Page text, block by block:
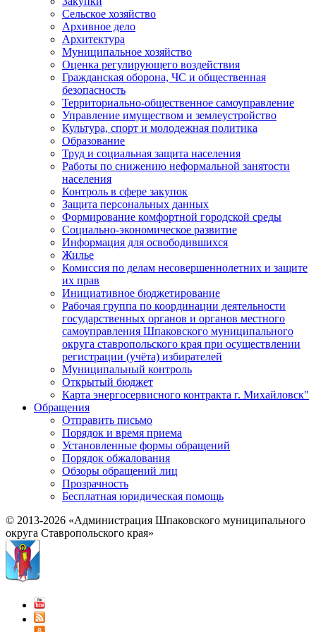
Сельское хозяйство
Архивное дело
Архитектура
Муниципальное хозяйство
Оценка регулирующего воздействия
Гражданская оборона, ЧС и общественная
безопасность
Территориально-общественное самоуправление
Управление имуществом и землеустройство
Культура, спорт и молодежная политика
Образование
Труд и социальная защита населения
Работы по снижению неформальной занятости
населения
Контроль в сфере закупок
Защита персональных данных
Формирование комфортной городской среды
Социально-экономическое развитие
Информация для освободившихся
Жилье
Комиссия по делам несовершеннолетних и защите
их прав
Инициативное бюджетирование
Рабочая группа по координации деятельности
государственных органов и органов местного
самоуправления Шпаковского муниципального
округа ставропольского края при осуществлении
регистрации (учёта) избирателей
Муниципальный контроль
Открытый бюджет
Карта энергосервисного контракта г. Михайловск"
Обращения
Отправить письмо
Порядок и время приема
Установленные формы обращений
Порядок обжалования
Обзоры обращений лиц
Прозрачность
Бесплатная юридическая помощь
© 2013-2026 «Администрация Шпаковского муниципального
округа Ставропольского края»